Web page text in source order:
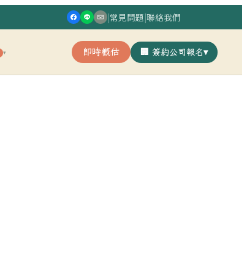
|常見問題|聯絡我們
▾ 即時概估 🏢 簽約公司報名▾